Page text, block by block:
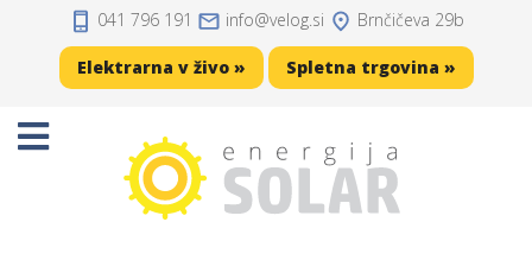
Domov
Sončne elektrarne
041 796 191 info velog.si Brnčičeva 29b
Elektrarna v živo » Spletna trgovina »